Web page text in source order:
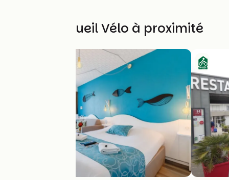
Autres Accueil Vélo à proximité